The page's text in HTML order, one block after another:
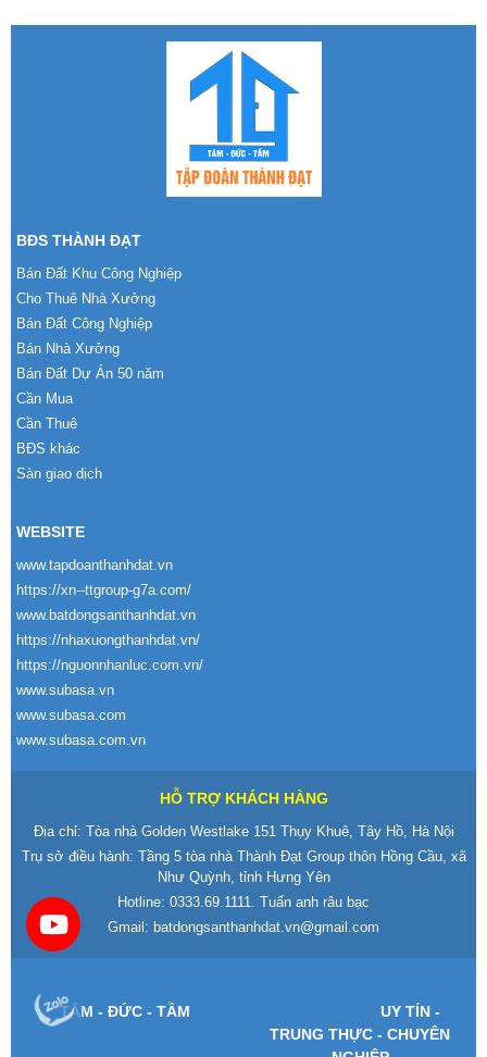
BĐS THÀNH ĐẠT
Bán Đất Khu Công Nghiệp
Cho Thuê Nhà Xưởng
Bán Đất Công Nghiệp
Bán Nhà Xưởng
Bán Đất Dự Án 50 năm
Cần Mua
Cần Thuê
BĐS khác
Sàn giao dịch
WEBSITE
www.tapdoanthanhdat.vn
https://xn--ttgroup-g7a.com/
www.batdongsanthanhdat.vn
https://nhaxuongthanhdat.vn/
https://nguonnhanluc.com.vn/
www.subasa.vn
www.subasa.com
www.subasa.com.vn
HỖ TRỢ KHÁCH HÀNG
Địa chỉ: Tòa nhà Golden Westlake 151 Thụy Khuê, Tây Hồ, Hà Nội
Trụ sở điều hành: Tầng 5 tòa nhà Thành Đạt Group thôn Hồng Cầu, xã
Như Quỳnh, tỉnh Hưng Yên
Hotline: 0333.69.1111. Tuấn anh râu bạc
Gmail: batdongsanthanhdat.vn@gmail.com
TÂM - ĐỨC - TẦM UY TÍN -
TRUNG THỰC - CHUYÊN